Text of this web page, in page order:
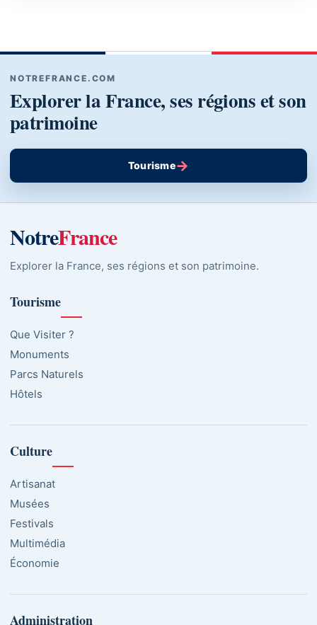
NOTREFRANCE.COM
Explorer la France, ses régions et son
patrimoine
Tourisme→
NotreFrance
Explorer la France, ses régions et son patrimoine.
Tourisme
Que Visiter ?
Monuments
Parcs Naturels
Hôtels
Culture
Artisanat
Musées
Festivals
Multimédia
Économie
Administration